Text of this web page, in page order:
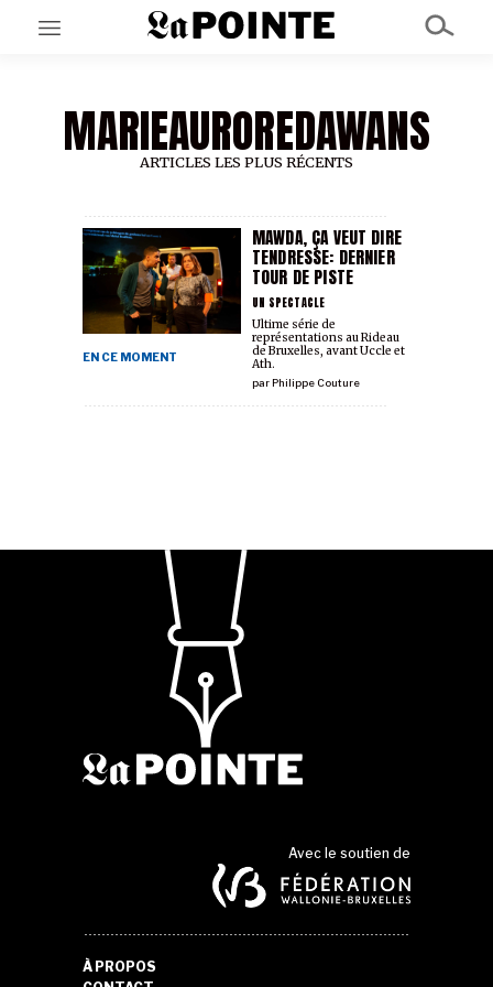
EN CE MOMENT
GRAND ANGLE
AU LARGE
À PROPOS
NOS PARTENAIRES
MARIEAUROREDAWANS
ARTICLES LES PLUS RÉCENTS
MAWDA, ÇA VEUT DIRE
TENDRESSE: DERNIER
TOUR DE PISTE
UN SPECTACLE
EN CE MOMENT
parPhilippe Couture
Ultime série de
représentations au Rideau
de Bruxelles, avant Uccle et
Ath.
Avec le soutien de
À PROPOS